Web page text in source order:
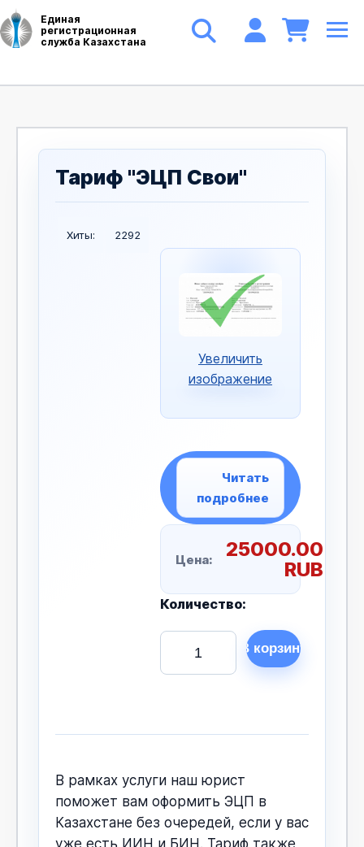
Единая
регистрационная
служба Казахстана
Тариф "ЭЦП Свои"
Хиты: 2292
Увеличить
изображение
Читать
подробнее
Цена:
25000.00
RUB
Количество:
В рамках услуги наш юрист
поможет вам оформить ЭЦП в
Казахстане без очередей, если у вас
уже есть ИИН и БИН. Тариф также